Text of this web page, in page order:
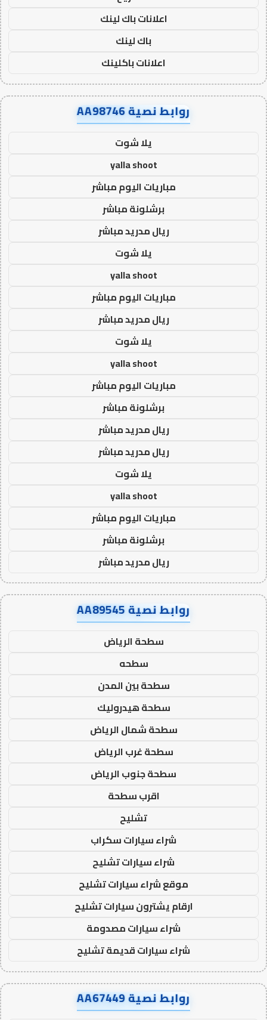
اعلانات باك لينك
باك لينك
اعلانات باكلينك
روابط نصية AA98746
يلا شوت
yalla shoot
مباريات اليوم مباشر
برشلونة مباشر
ريال مدريد مباشر
يلا شوت
yalla shoot
مباريات اليوم مباشر
ريال مدريد مباشر
يلا شوت
yalla shoot
مباريات اليوم مباشر
برشلونة مباشر
ريال مدريد مباشر
ريال مدريد مباشر
يلا شوت
yalla shoot
مباريات اليوم مباشر
برشلونة مباشر
ريال مدريد مباشر
روابط نصية AA89545
سطحة الرياض
سطحه
سطحة بين المدن
سطحة هيدروليك
سطحة شمال الرياض
سطحة غرب الرياض
سطحة جنوب الرياض
اقرب سطحة
تشليح
شراء سيارات سكراب
شراء سيارات تشليح
موقع شراء سيارات تشليح
ارقام يشترون سيارات تشليح
شراء سيارات مصدومة
شراء سيارات قديمة تشليح
روابط نصية AA67449